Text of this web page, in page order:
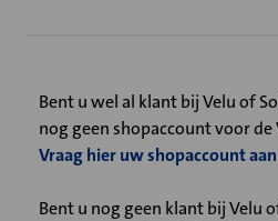
Bent u wel al klant bij Velu of
nog geen shopaccount voor de
Vraag hier uw shopaccount aan
Bent u nog geen klant bij Velu